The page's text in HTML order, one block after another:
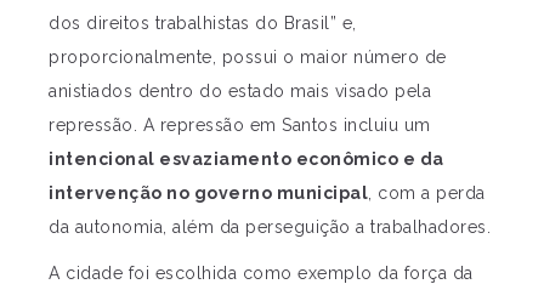
dos direitos trabalhistas do Brasil” e,
proporcionalmente, possui o maior número de
anistiados dentro do estado mais visado pela
repressão. A repressão em Santos incluiu um
intencional esvaziamento econômico e da
intervenção no governo municipal , com a perda
da autonomia, além da perseguição a trabalhadores.
A cidade foi escolhida como exemplo da força da